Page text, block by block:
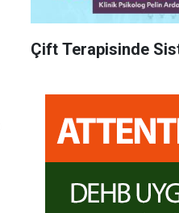
Çift Terapisinde